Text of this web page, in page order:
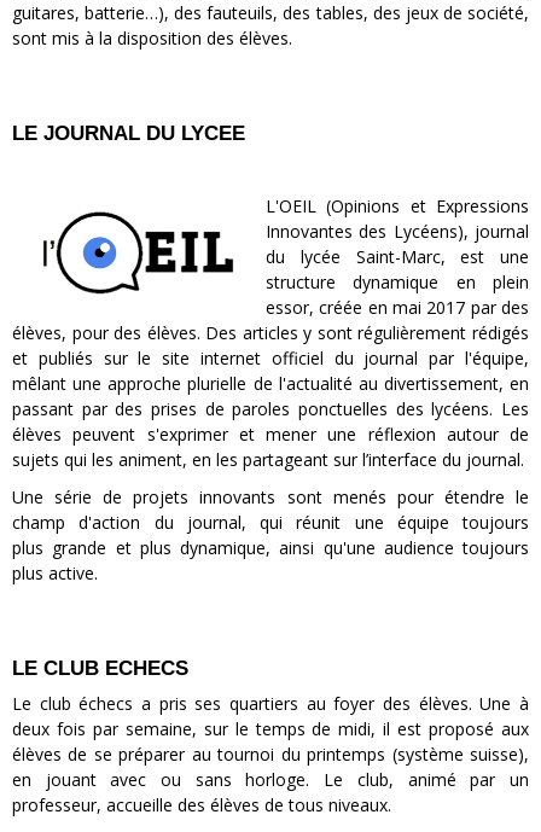
guitares, batterie…), des fauteuils, des tables, des jeux de société,
sont mis à la disposition des élèves.
LE JOURNAL DU LYCEE
L'OEIL (Opinions et Expressions
Innovantes des Lycéens), journal
du lycée Saint-Marc, est une
structure dynamique en plein
essor, créée en mai 2017 par des
élèves, pour des élèves. Des articles y sont régulièrement rédigés
et publiés sur le site internet officiel du journal par l'équipe,
mêlant une approche plurielle de l'actualité au divertissement, en
passant par des prises de paroles ponctuelles des lycéens. Les
élèves peuvent s'exprimer et mener une réflexion autour de
sujets qui les animent, en les partageant sur l’interface du journal.
Une série de projets innovants sont menés pour étendre le
champ d'action du journal, qui réunit une équipe toujours
plus grande et plus dynamique, ainsi qu'une audience toujours
plus active.
LE CLUB ECHECS
Le club échecs a pris ses quartiers au foyer des élèves. Une à
deux fois par semaine, sur le temps de midi, il est proposé aux
élèves de se préparer au tournoi du printemps (système suisse),
en jouant avec ou sans horloge. Le club, animé par un
professeur, accueille des élèves de tous niveaux.